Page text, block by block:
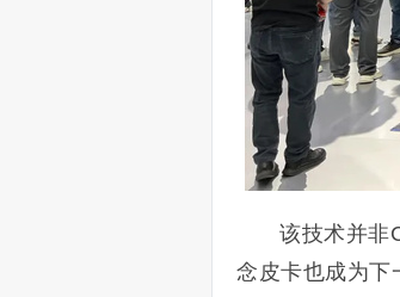
该技术并非
念皮卡也成为下